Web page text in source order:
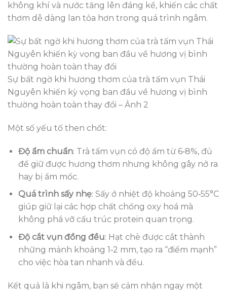
không khí và nước tăng lên đáng kể, khiến các chất
thơm dễ dàng lan tỏa hơn trong quá trình ngâm.
Sự bất ngờ khi hương thơm của trà tấm vụn Thái
Nguyên khiến kỳ vọng ban đầu về hương vị bình
thường hoàn toàn thay đổi – Ảnh 2
Một số yếu tố then chốt:
Độ ẩm chuẩn: Trà tấm vụn có độ ẩm từ 6‑8%, đủ
để giữ được hương thơm nhưng không gây nở ra
hay bị ẩm mốc.
Quá trình sấy nhẹ: Sấy ở nhiệt độ khoảng 50‑55°C
giúp giữ lại các hợp chất chống oxy hoá mà
không phá vỡ cấu trúc protein quan trọng.
Độ cắt vụn đồng đều: Hạt chè được cắt thành
những mảnh khoảng 1‑2 mm, tạo ra “điểm mạnh”
cho việc hòa tan nhanh và đều.
Kết quả là khi ngâm, bạn sẽ cảm nhận ngay một